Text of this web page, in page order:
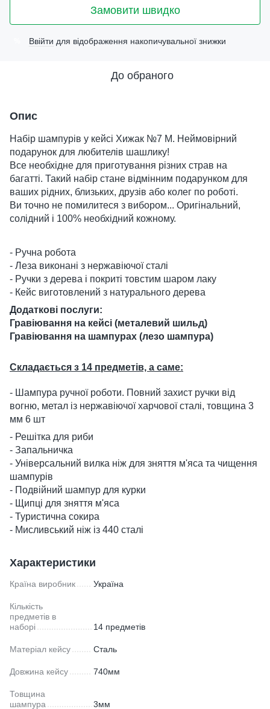
Замовити швидко
Ввійти для відображення накопичувальної знижки
До обраного
Опис
Набір шампурів у кейсі Хижак №7 M. Неймовірний
подарунок для любителів шашлику!
Все необхідне для приготування різних страв на
багатті. Такий набір стане відмінним подарунком для
ваших рідних, близьких, друзів або колег по роботі.
Ви точно не помилитеся з вибором... Оригінальний,
солідний і 100% необхідний кожному.
- Ручна робота
- Леза виконані з нержавіючої сталі
- Ручки з дерева і покриті товстим шаром лаку
- Кейс виготовлений з натурального дерева
Додаткові послуги:
Гравіювання на кейсі (металевий шильд)
Гравіювання на шампурах (лезо шампура)
Складається з 14 предметів, а саме:
- Шампура ручної роботи. Повний захист ручки від
вогню, метал із нержавіючої харчової сталі, товщина 3
мм 6 шт
- Решітка для риби
- Запальничка
- Універсальний вилка ніж для зняття м'яса та чищення
шампурів
- Подвійний шампур для курки
- Щипці для зняття м'яса
- Туристична сокира
- Мисливський ніж із 440 сталі
Характеристики
Країна виробник Україна
Кількість
предметів в
наборі
14 предметів
Матеріал кейсу Сталь
Довжина кейсу 740мм
Товщина
шампура
3мм